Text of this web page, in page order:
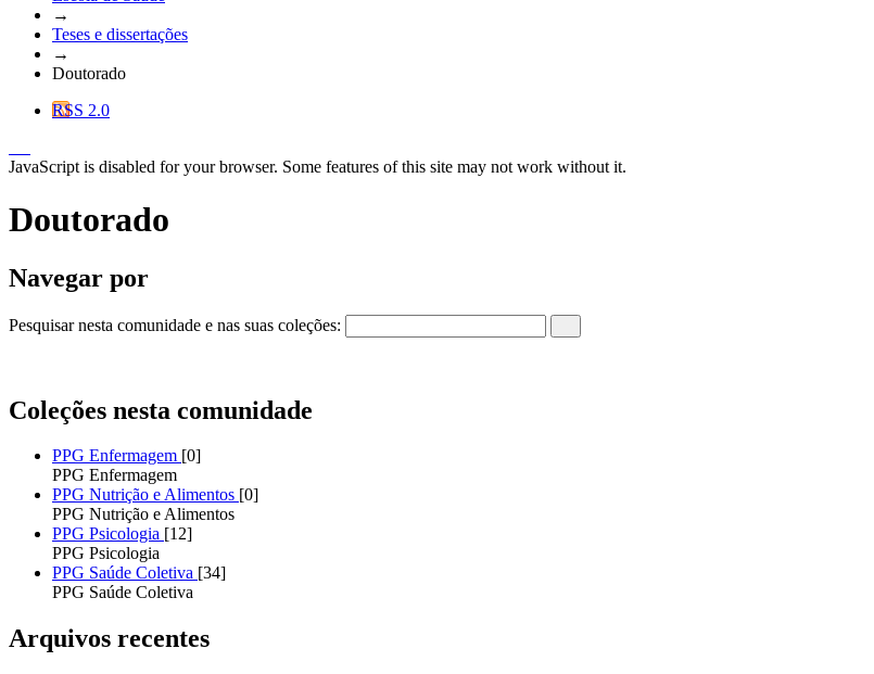
→
Teses e dissertações
→
Doutorado
RSS 2.0
JavaScript is disabled for your browser. Some features of this site may not work without it.
Doutorado
Navegar por
Pesquisar nesta comunidade e nas suas coleções:
Coleções nesta comunidade
PPG Enfermagem [0]
PPG Enfermagem
PPG Nutrição e Alimentos [0]
PPG Nutrição e Alimentos
PPG Psicologia [12]
PPG Psicologia
PPG Saúde Coletiva [34]
PPG Saúde Coletiva
Arquivos recentes